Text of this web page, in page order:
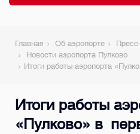
Главная Об аэропорте
Новости аэропорта Пулково
Итоги работы аэропорта
Итоги работы
«Пулково» в